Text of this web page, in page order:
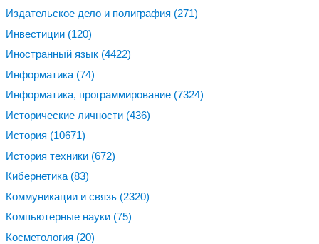
Издательское дело и полиграфия (271)
Инвестиции (120)
Иностранный язык (4422)
Информатика (74)
Информатика, программирование (7324)
Исторические личности (436)
История (10671)
История техники (672)
Кибернетика (83)
Коммуникации и связь (2320)
Компьютерные науки (75)
Косметология (20)